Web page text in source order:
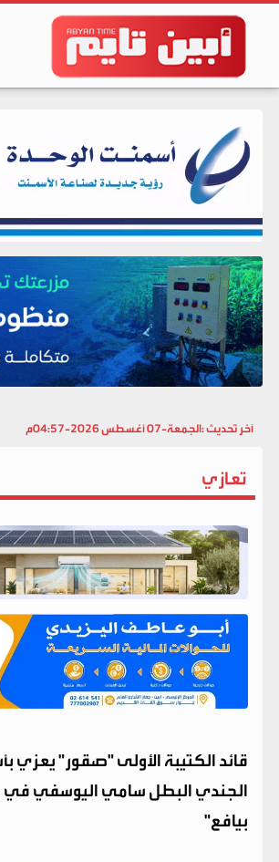
آخر تحديث :الجمعة-07 أغسطس 2026-04:57م
تعازي
قائد الكتيبة الأولى "صقور" يعزي
الجندي البطل سامي اليوسفي في
بيافع"